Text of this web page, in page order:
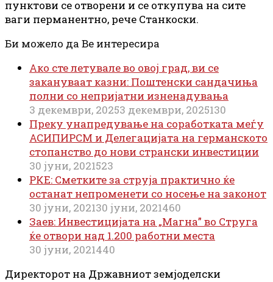
пунктови се отворени и се откупува на сите
ваги перманентно, рече Станкоски.
Би можело да Ве интересира
Ако сте летувале во овој град, ви се
закануваат казни: Поштенски сандачиња
полни со непријатни изненадувања
3 декември, 20253 декември, 2025130
Преку унапредување на соработката меѓу
АСИПИРСМ и Делегацијата на германското
стопанство до нови странски инвестиции
30 јуни, 2021523
РКЕ: Сметките за струја практично ќе
останат непроменети со носење на законот
30 јуни, 202130 јуни, 2021460
Заев: Инвестицијата на „Магна” во Струга
ќе отвори над 1.200 работни места
30 јуни, 2021440
Директорот на Државниот земјоделски